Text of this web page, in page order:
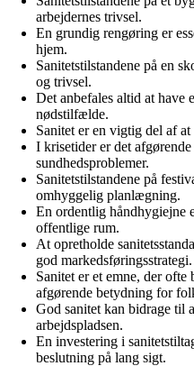
arbejdernes trivsel.
En grundig rengøring er
hjem.
Sanitetstilstandene på en
og trivsel.
Det anbefales altid at have
nødstilfælde.
Sanitet er en vigtig del af
I krisetider er det
sundhedsproblemer.
Sanitetstilstandene på
omhyggelig planlægning.
En ordentlig håndhygiejne
offentlige rum.
At opretholde
god markedsføringsstrategi.
Sanitet er et emne, der
afgørende betydning for
God sanitet kan bidrage til
arbejdspladsen.
En investering i
beslutning på lang sigt.